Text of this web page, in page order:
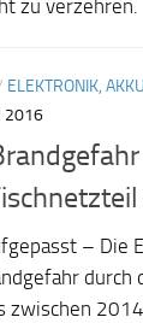
zu
ELEKTRONIK,
2016
– Die
durch
zwischen